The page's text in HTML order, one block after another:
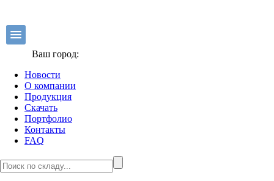
Ваш город:
Новости
О компании
Продукция
Скачать
Портфолио
Контакты
FAQ